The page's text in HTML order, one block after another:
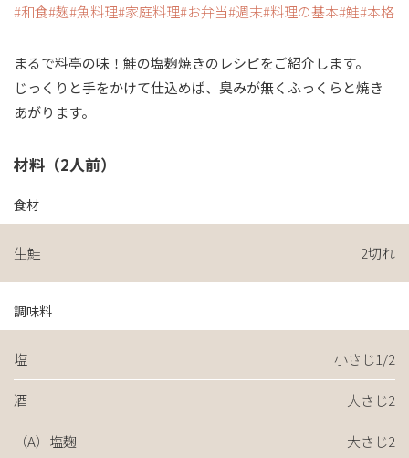
和食 麹 魚料理 家庭料理 お弁当 週末 料理の基本 鮭 本格
まるで料亭の味！鮭の塩麹焼きのレシピをご紹介します。
じっくりと手をかけて仕込めば、臭みが無くふっくらと焼き
あがります。
材料（2人前）
食材
生鮭 2切れ
調味料
塩 小さじ1/2
酒 大さじ2
（A）塩麹 大さじ2